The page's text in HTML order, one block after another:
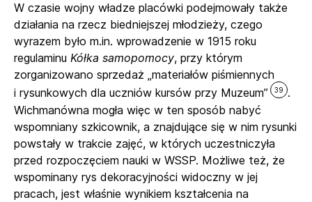
W czasie wojny władze placówki podejmowały także
działania na rzecz biedniejszej młodzieży, czego
wyrazem było m.in. wprowadzenie w 1915 roku
regulaminu Kółka samopomocy, przy którym
zorganizowano sprzedaż „materiałów piśmiennych
i rysunkowych dla uczniów kursów przy Muzeum”
39
.
Wichmanówna mogła więc w ten sposób nabyć
wspomniany szkicownik, a znajdujące się w nim rysunki
powstały w trakcie zajęć, w których uczestniczyła
przed rozpoczęciem nauki w WSSP. Możliwe też, że
wspominany rys dekoracyjności widoczny w jej
pracach, jest właśnie wynikiem kształcenia na